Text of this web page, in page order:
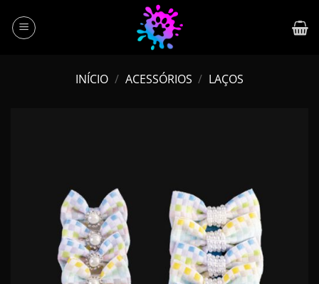
content
INÍCIO / ACESSÓRIOS / LAÇOS